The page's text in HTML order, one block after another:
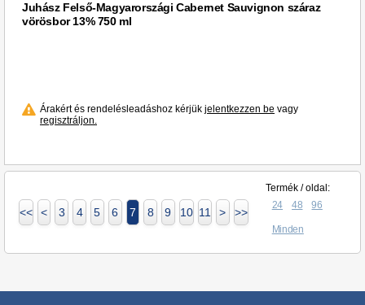
Juhász Felső-Magyarországi Cabernet Sauvignon száraz
vörösbor 13% 750 ml
Árakért és rendelésleadáshoz kérjük jelentkezzen be vagy
regisztráljon.
<< < 3 4 5 6 7 8 9 10 11 > >>
Termék / oldal:
24
48 96
Minden